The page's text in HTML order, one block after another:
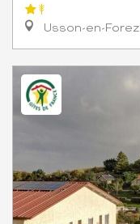
Usson-en-Forez